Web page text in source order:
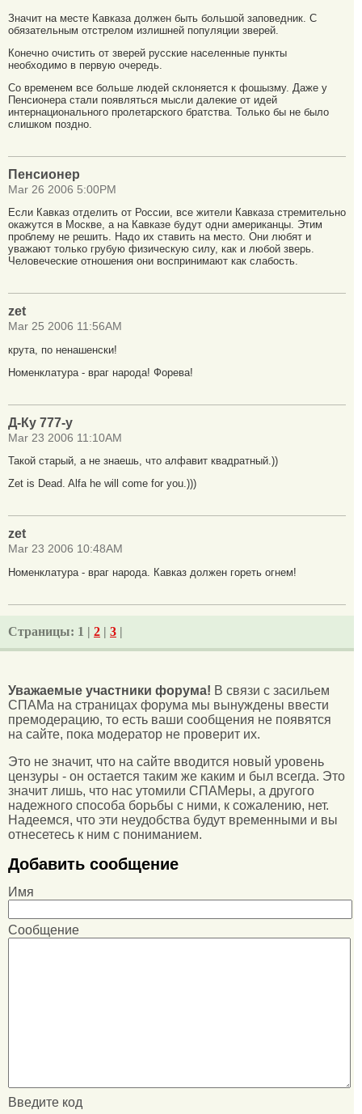
Значит на месте Кавказа должен быть большой заповедник. С
обязательным отстрелом излишней популяции зверей.
Конечно очистить от зверей русские населенные пункты
необходимо в первую очередь.
Со временем все больше людей склоняется к фошызму. Даже у
Пенсионера стали появляться мысли далекие от идей
интернационального пролетарского братства. Только бы не было
слишком поздно.
Пенсионер
Mar 26 2006 5:00PM
Если Кавказ отделить от России, все жители Кавказа стремительно
окажутся в Москве, а на Кавказе будут одни американцы. Этим
проблему не решить. Надо их ставить на место. Они любят и
уважают только грубую физическую силу, как и любой зверь.
Человеческие отношения они воспринимают как слабость.
zet
Mar 25 2006 11:56AM
крута, по ненашенски!
Номенклатура - враг народа! Форева!
Д-Ку 777-у
Mar 23 2006 11:10AM
Такой старый, а не знаешь, что алфавит квадратный.))
Zet is Dead. Alfa he will come for you.)))
zet
Mar 23 2006 10:48AM
Номенклатура - враг народа. Кавказ должен гореть огнем!
Страницы: 1 | 2 | 3 |
Уважаемые участники форума! В связи с засильем
СПАМа на страницах форума мы вынуждены ввести
премодерацию, то есть ваши сообщения не появятся
на сайте, пока модератор не проверит их.
Это не значит, что на сайте вводится новый уровень
цензуры - он остается таким же каким и был всегда. Это
значит лишь, что нас утомили СПАМеры, а другого
надежного способа борьбы с ними, к сожалению, нет.
Надеемся, что эти неудобства будут временными и вы
отнесетесь к ним с пониманием.
Добавить сообщение
Имя
Сообщение
Введите код